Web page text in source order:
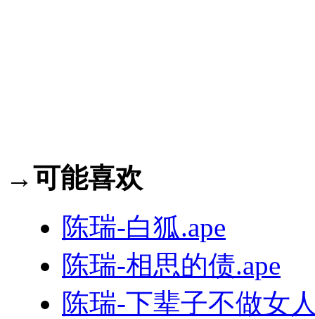
→可能喜欢
陈瑞-白狐.ape
陈瑞-相思的债.ape
陈瑞-下辈子不做女